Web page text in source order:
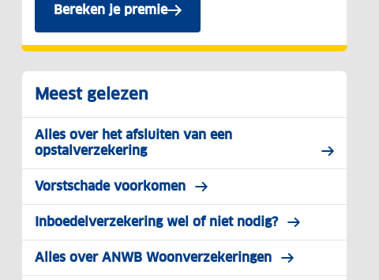
Bereken je premievan de ANWB Opstalverzekering.
Meest gelezen
Alles over het afsluiten van een
opstalverzekering
Vorstschade voorkomen
Inboedelverzekering wel of niet nodig?
Alles over ANWB Woonverzekeringen